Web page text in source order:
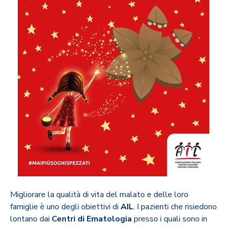
Migliorare la qualità di vita del malato e delle loro
famiglie è uno degli obiettivi di AIL. I pazienti che risiedono
lontano dai Centri di Ematologia presso i quali sono in